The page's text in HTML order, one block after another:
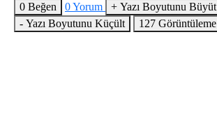
0 Beğen 0Yorum + Yazı Boyutunu Büyüt
- Yazı Boyutunu Küçült 127 Görüntüleme